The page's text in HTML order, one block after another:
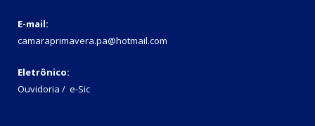
E-mail:
camaraprimavera.pa@hotmail.com
Eletrônico:
Ouvidoria / e-Sic